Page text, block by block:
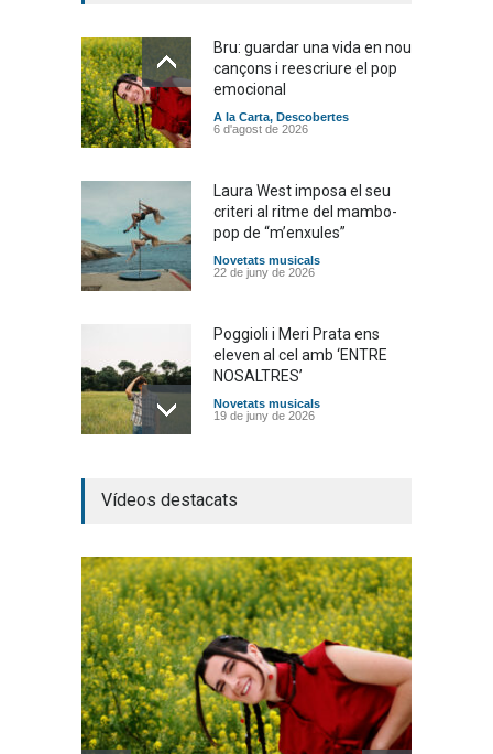
Bru: guardar una vida en nou
cançons i reescriure el pop
emocional
A la Carta, Descobertes
6 d'agost de 2026
Laura West imposa el seu
criteri al ritme del mambo-
pop de “m’enxules”
Novetats musicals
22 de juny de 2026
Poggioli i Meri Prata ens
eleven al cel amb ‘ENTRE
NOSALTRES’
Novetats musicals
19 de juny de 2026
transformen els ‘Cants
10 de juny de 2026
Bèrnia i El Diluvi s’avancen a
la calor amb l’himne
definitiu, “L’ESTIU”
Novetats musicals
5 de juny de 2026
Vídeos destacats